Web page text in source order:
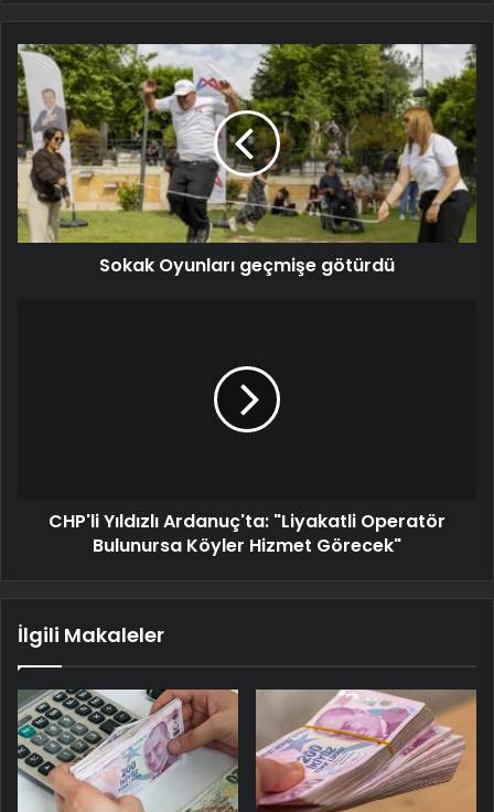
Sokak Oyunları geçmişe götürdü
CHP'li Yıldızlı Ardanuç'ta: "Liyakatli Operatör
Bulunursa Köyler Hizmet Görecek"
İlgili Makaleler